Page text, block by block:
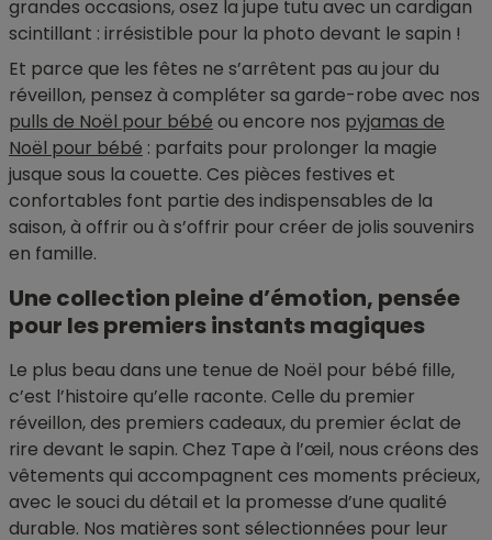
grandes occasions, osez la jupe tutu avec un cardigan
scintillant : irrésistible pour la photo devant le sapin !
Et parce que les fêtes ne s’arrêtent pas au jour du
réveillon, pensez à compléter sa garde-robe avec nos
pulls de Noël pour bébé ou encore nos pyjamas de
Noël pour bébé : parfaits pour prolonger la magie
jusque sous la couette. Ces pièces festives et
confortables font partie des indispensables de la
saison, à offrir ou à s’offrir pour créer de jolis souvenirs
en famille.
Une collection pleine d’émotion, pensée
pour les premiers instants magiques
Le plus beau dans une tenue de Noël pour bébé fille,
c’est l’histoire qu’elle raconte. Celle du premier
réveillon, des premiers cadeaux, du premier éclat de
rire devant le sapin. Chez Tape à l’œil, nous créons des
vêtements qui accompagnent ces moments précieux,
avec le souci du détail et la promesse d’une qualité
durable. Nos matières sont sélectionnées pour leur